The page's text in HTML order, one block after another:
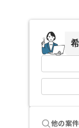
他の案